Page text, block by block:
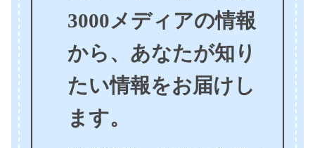
3000メディアの情報
から、 あなたが知り
たい情報をお届けし
ます。